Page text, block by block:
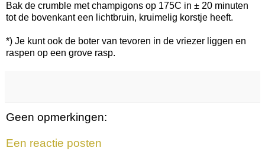
Bak de crumble met champigons op 175C in ± 20 minuten
tot de bovenkant een lichtbruin, kruimelig korstje heeft.
*) Je kunt ook de boter van tevoren in de vriezer liggen en
raspen op een grove rasp.
Geen opmerkingen:
Een reactie posten